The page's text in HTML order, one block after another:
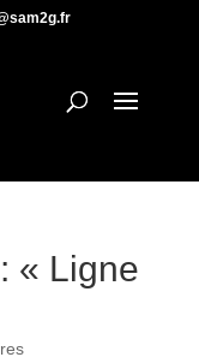
« Ligne